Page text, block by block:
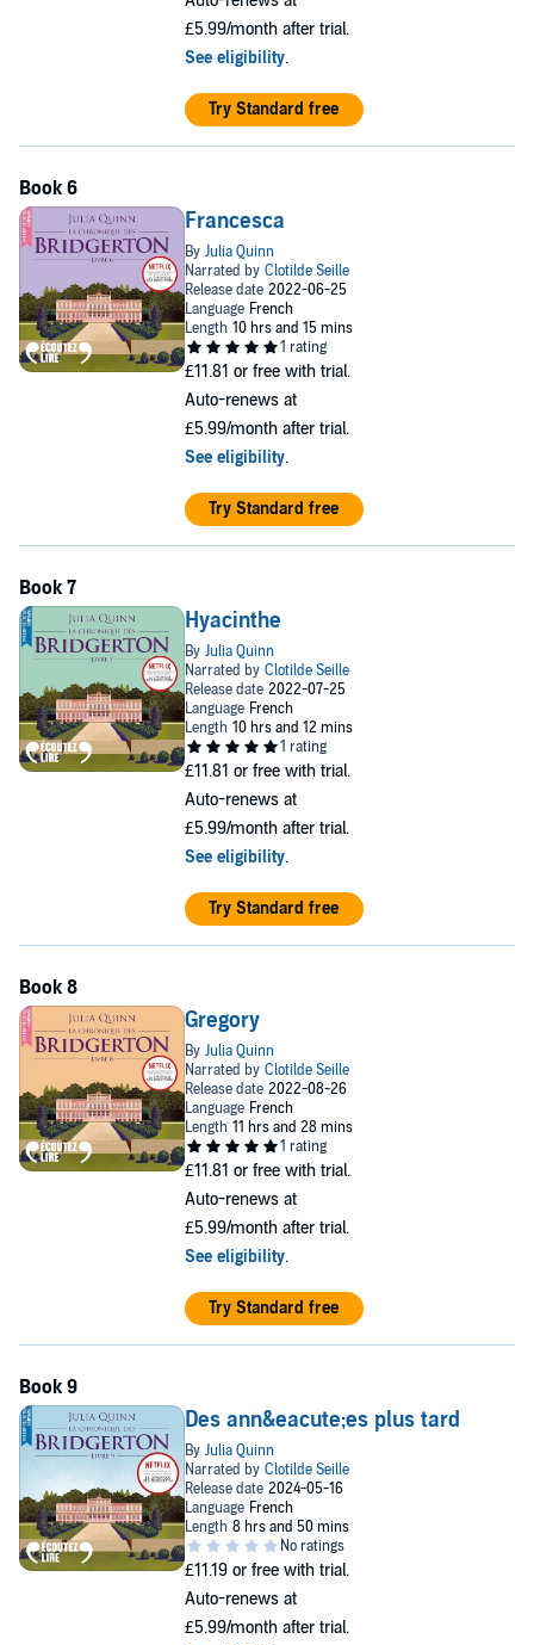
£5.99/month after trial.
See eligibility.
Try Standard free
Francesca
£11.81 or free with trial.
Auto-renews at
£5.99/month after trial.
See eligibility.
Try Standard free
Hyacinthe
£11.81 or free with trial.
Auto-renews at
£5.99/month after trial.
See eligibility.
Try Standard free
Gregory
£11.81 or free with trial.
Auto-renews at
£5.99/month after trial.
See eligibility.
Try Standard free
Des ann&eacute;es plus tard
£11.19 or free with trial.
Auto-renews at
£5.99/month after trial.